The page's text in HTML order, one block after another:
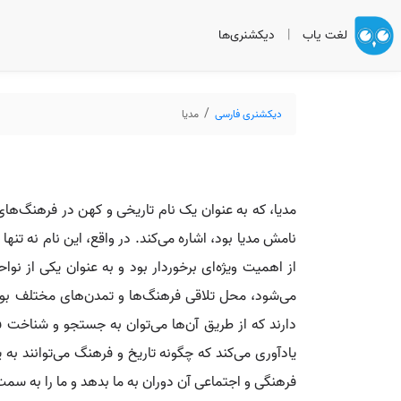
لغت یاب | دیکشنری‌ها
دیکشنری فارسی مدیا
مدیا، که به عنوان یک نام تاریخی و کهن در
نامش مدیا بود، اشاره می‌کند. در واقع، این نام نه
از اهمیت ویژه‌ای برخوردار بود و به عنوان یکی
می‌شود، محل تلاقی فرهنگ‌ها و تمدن‌های مختلف
دارند که از طریق آن‌ها می‌توان به جستجو و
یادآوری می‌کند که چگونه تاریخ و فرهنگ می‌توانند
فرهنگی و اجتماعی آن دوران به ما بدهد و ما را به